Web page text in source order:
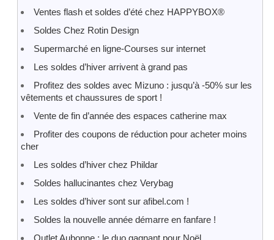
Ventes flash et soldes d’été chez HAPPYBOX®
Soldes Chez Rotin Design
Supermarché en ligne-Courses sur internet
Les soldes d’hiver arrivent à grand pas
Profitez des soldes avec Mizuno : jusqu’à -50% sur les
vêtements et chaussures de sport !
Vente de fin d’année des espaces catherine max
Profiter des coupons de réduction pour acheter moins
cher
Les soldes d’hiver chez Phildar
Soldes hallucinantes chez Verybag
Les soldes d’hiver sont sur afibel.com !
Soldes la nouvelle année démarre en fanfare !